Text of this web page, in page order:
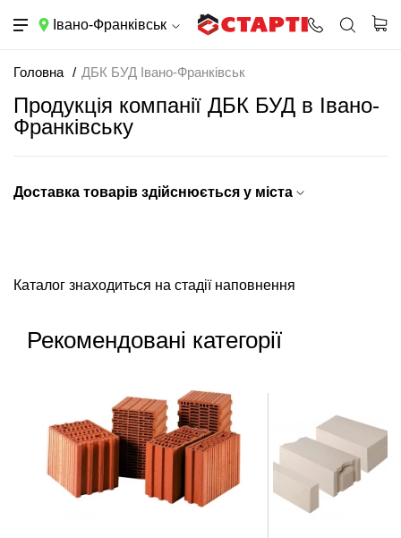
Івано-Франківськ
Головна ДБК БУД Івано-Франківськ
Продукція компанії ДБК БУД в Івано-
Франківську
Доставка товарів здійснюється у міста
Каталог знаходиться на стадії наповнення
Рекомендовані категорії